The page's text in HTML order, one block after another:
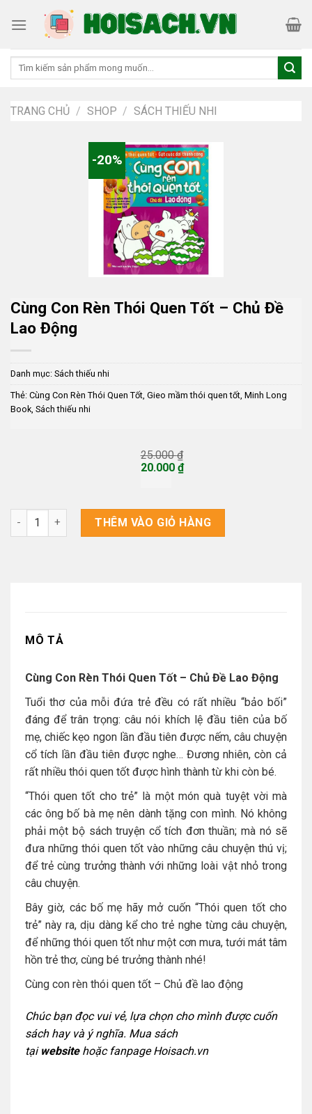
Tìm
TRANG CHỦ / SHOP / SÁCH THIẾU NHI
-20%
Cùng Con Rèn Thói Quen Tốt – Chủ Đề
Lao Động
Danh mục: Sách thiếu nhi
Thẻ: Cùng Con Rèn Thói Quen Tốt, Gieo mầm thói quen tốt, Minh Long
Book, Sách thiếu nhi
25.000₫
Giá
20.000 ₫
là:
20.000 ₫.
Cùng Con Rèn Thói Quen Tốt – Chủ Đề Lao Động số lượng
THÊM VÀO GIỎ HÀNG
MÔ TẢ
Cùng Con Rèn Thói Quen Tốt – Chủ Đề Lao Động
Tuổi thơ của mỗi đứa trẻ đều có rất nhiều “bảo bối”
đáng để trân trọng: câu nói khích lệ đầu tiên của bố
mẹ, chiếc kẹo ngon lần đầu tiên được nếm, câu chuyện
cổ tích lần đầu tiên được nghe… Đương nhiên, còn cả
rất nhiều thói quen tốt được hình thành từ khi còn bé.
“Thói quen tốt cho trẻ” là một món quà tuyệt vời mà
các ông bố bà mẹ nên dành tặng con mình. Nó không
phải một bộ sách truyện cổ tích đơn thuần; mà nó sẽ
đưa những thói quen tốt vào những câu chuyện thú vị;
để trẻ cùng trưởng thành với những loài vật nhỏ trong
câu chuyện.
Bây giờ, các bố mẹ hãy mở cuốn “Thói quen tốt cho
trẻ” này ra, dịu dàng kể cho trẻ nghe từng câu chuyện,
để những thói quen tốt như một cơn mưa, tưới mát tâm
hồn trẻ thơ, cùng bé trưởng thành nhé!
Cùng con rèn thói quen tốt – Chủ đề lao động
Chúc bạn đọc vui vẻ, lựa chọn cho mình được cuốn
sách hay và ý nghĩa. Mua sách
tại website hoặc fanpage Hoisach.vn